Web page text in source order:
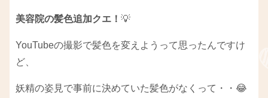
美容院の髪色追加クエ！ 💡
YouTubeの撮影で髪色を変えようって思ったんですけ
ど、
妖精の姿見で事前に決めていた髪色がなくって・・😂